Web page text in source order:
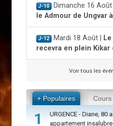
J-10 Dimanche 16 Août |
le Admour de Ungvar
J-12 Mardi 18 Août |
recevra en plein Kikar
Voir tous les
+ Populaires Cours
1
URGENCE - Diane, 80
appartement insalubre